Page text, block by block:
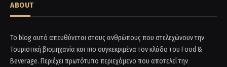
ABOUT
Το blog αυτό απευθύνεται στους ανθρώπους που στελεχώνουν την
Τουριστική βιομηχανία και πιο συγκεκριμένα τον κλάδο του Food &
Beverage. Περιέχει πρωτότυπο περιεχόμενο που αποτελεί την